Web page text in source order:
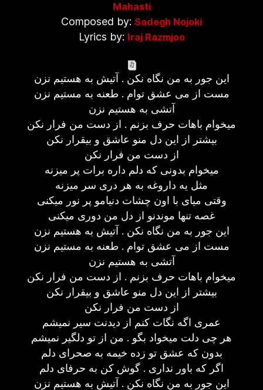
Mahasti
Composed by: Sadegh Nojoki
Lyrics by: Iraj Razmjoo
این جور به من نگاه نکن . آتیش به هستیم نزن
مست از می عشق توام . طعنه به مستیم نزن
آتشی به هستیم نزن
میخوام باهات حرف بزنم . از دست من فرار نکن
بیشتر از این دل منو عاشق و بیقرار نکن
از دست من فرار نکن
میخوام بدونی که دلم داره برات پر میزنه
مثل یه داروغه به هر دری سر میزنه
وقتی میای با اون چشات دنیامو پر نور میکنی
غصه تنها موندنو از دل من دوری میکنی
این جور به من نگاه نکن . آتیش به هستیم نزن
مست از می عشق توام . طعنه به مستیم نزن
آتشی به هستیم نزن
میخوام باهات حرف بزنم . از دست من فرار نکن
بیشتر از این دل منو عاشق و بیقرار نکن
از دست من فرار نکن
عمری اگه نگات کنم از دیدنت سیر نمیشم
هر چی دلت میخواد بگو . من از تو دلگیر نمیشم
بدون که عشق تو زده خیمه به صحرای دلم
اگر که باور نداری . گوش کن به حرفای دلم
این جور به من نگاه نکن . آتیش به هستیم نزن